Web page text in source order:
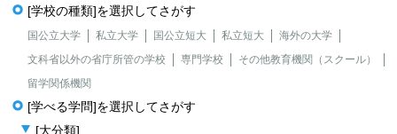
[学校の種類]を選択してさがす
国公立大学 私立大学 国公立短大 私立短大
海外の大学
文科省以外の省庁所管の学校
専門学校
その他教育機関（スクール）
留学関係機関
[学べる学問]を選択してさがす
[大分類]